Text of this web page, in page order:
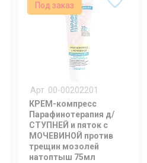
Под заказ
Арт. 00-00202201
КРЕМ-компресс
Парафинотерапия д/
СТУПНЕЙ и пяток с
МОЧЕВИНОЙ против
трещин мозолей
натоптыш 75мл